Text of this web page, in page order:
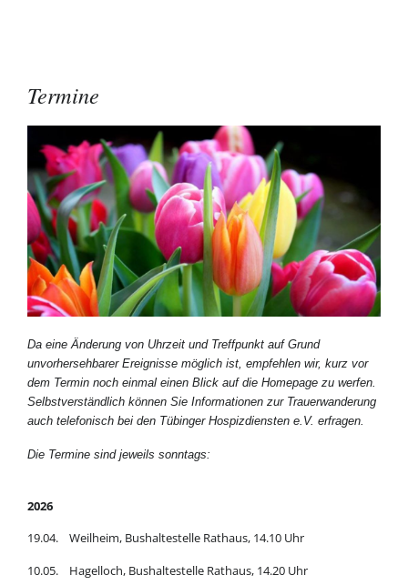
Termine
Da eine Änderung von Uhrzeit und Treffpunkt auf Grund
unvorhersehbarer Ereignisse möglich ist, empfehlen wir, kurz vor
dem Termin noch einmal einen Blick auf die Homepage zu werfen.
Selbstverständlich können Sie Informationen zur Trauerwanderung
auch telefonisch bei den Tübinger Hospizdiensten e.V. erfragen.
Die Termine sind jeweils sonntags:
2026
19.04. Weilheim, Bushaltestelle Rathaus, 14.10 Uhr
10.05. Hagelloch, Bushaltestelle Rathaus, 14.20 Uhr